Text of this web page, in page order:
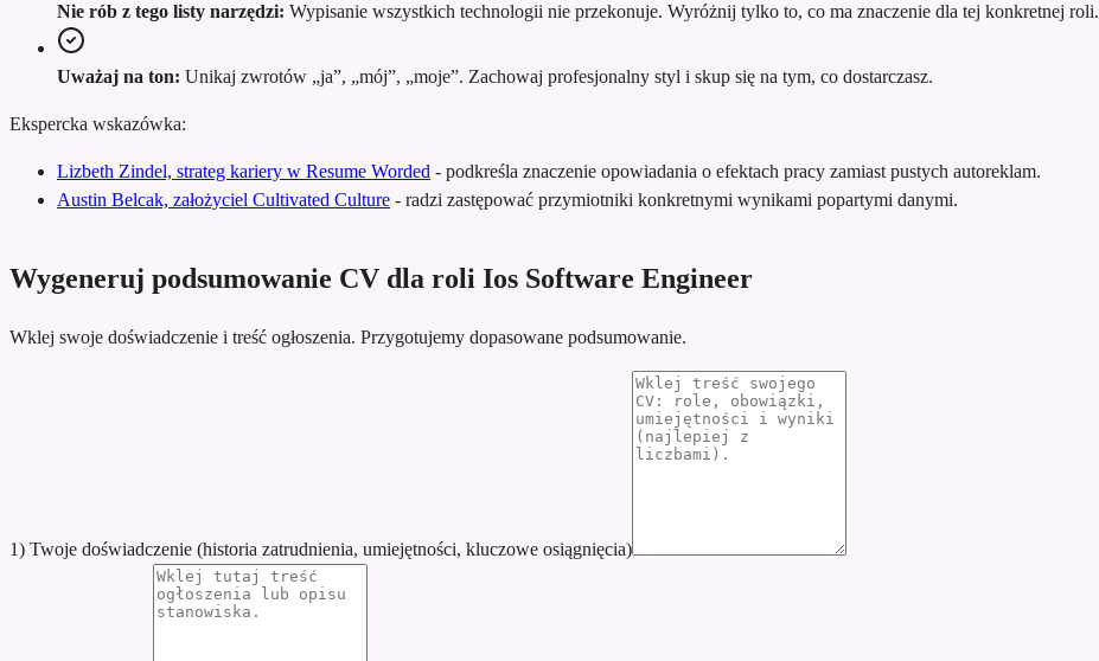
Nie rób z tego listy narzędzi: Wypisanie wszystkich technologii nie przekonuje. Wyróżnij tylko to, co ma znaczenie dla tej konkretnej roli.
Uważaj na ton: Unikaj zwrotów „ja”, „mój”, „moje”. Zachowaj profesjonalny styl i skup się na tym, co dostarczasz.
Ekspercka wskazówka:
Lizbeth Zindel, strateg kariery w Resume Worded - podkreśla znaczenie opowiadania o efektach pracy zamiast pustych autoreklam.
Austin Belcak, założyciel Cultivated Culture - radzi zastępować przymiotniki konkretnymi wynikami popartymi danymi.
Wygeneruj podsumowanie CV dla roli Ios Software Engineer
Wklej swoje doświadczenie i treść ogłoszenia. Przygotujemy dopasowane podsumowanie.
1) Twoje doświadczenie (historia zatrudnienia, umiejętności, kluczowe osiągnięcia)